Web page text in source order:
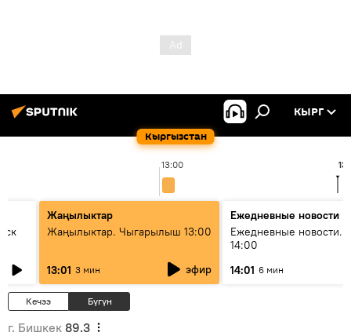
Кыргызстан
КЫРГ
13:00
Жаңылыктар
Жаңылыктар. Чыгарылыш 13:00
13:01 3 мин эфир
Ежедневные новости
Ежедневные новости.
14:00
14:01 6 мин
Кечээ Бүгүн
г. Бишкек 89.3